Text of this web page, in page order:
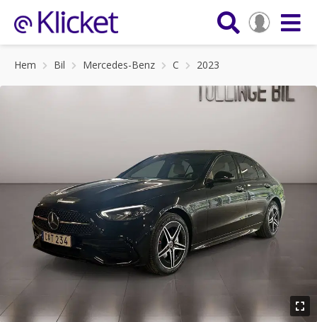
Hem Bil Mercedes-Benz C 2023